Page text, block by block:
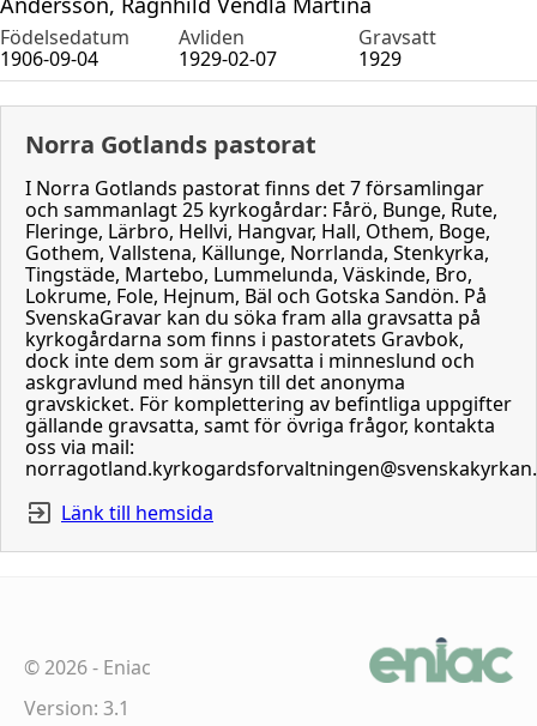
Födelsedatum Avliden
Gravsatt
1906-09-04
1929-02-07 1929
Norra Gotlands pastorat
I Norra Gotlands pastorat finns det 7 församlingar
och sammanlagt 25 kyrkogårdar: Fårö, Bunge, Rute,
Fleringe, Lärbro, Hellvi, Hangvar, Hall, Othem, Boge,
Gothem, Vallstena, Källunge, Norrlanda, Stenkyrka,
Tingstäde, Martebo, Lummelunda, Väskinde, Bro,
Lokrume, Fole, Hejnum, Bäl och Gotska Sandön. På
SvenskaGravar kan du söka fram alla gravsatta på
kyrkogårdarna som finns i pastoratets Gravbok,
dock inte dem som är gravsatta i minneslund och
askgravlund med hänsyn till det anonyma
gravskicket. För komplettering av befintliga uppgifter
gällande gravsatta, samt för övriga frågor, kontakta
oss via mail:
Länk till hemsida
©2026- Eniac
Version: 3.1